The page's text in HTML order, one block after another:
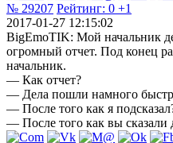
№ 29207 Рейтинг: 0 +1
2017-01-27 12:15:02
BigEmoTIK: Мой начальник
огромный отчет. Под конец
начальник.
— Как отчет?
— Дела пошли намного
— После того как я
— После того как вы сказали